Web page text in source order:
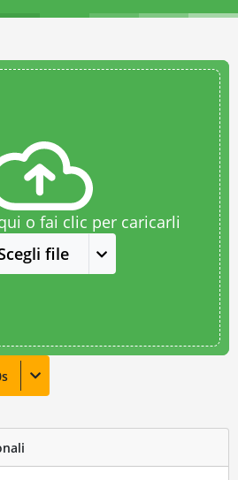
o fai clic per caricarli
file
s